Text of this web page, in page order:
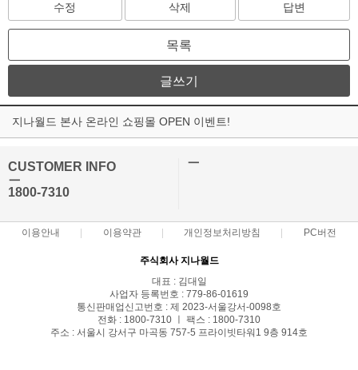
수정 삭제 답변
목록
글쓰기
지나월드 본사 온라인 쇼핑몰 OPEN 이벤트!
CUSTOMER INFO
ㅡ
1800-7310
ㅡ
이용안내 이용약관 개인정보처리방침 PC버전
주식회사 지나월드
대표 : 김대일
사업자 등록번호 : 779-86-01619
통신판매업신고번호 : 제 2023-서울강서-0098호
전화 : 1800-7310 ㅣ 팩스 : 1800-7310
주소 : 서울시 강서구 마곡동 757-5 프라이빗타워1 9층 914호